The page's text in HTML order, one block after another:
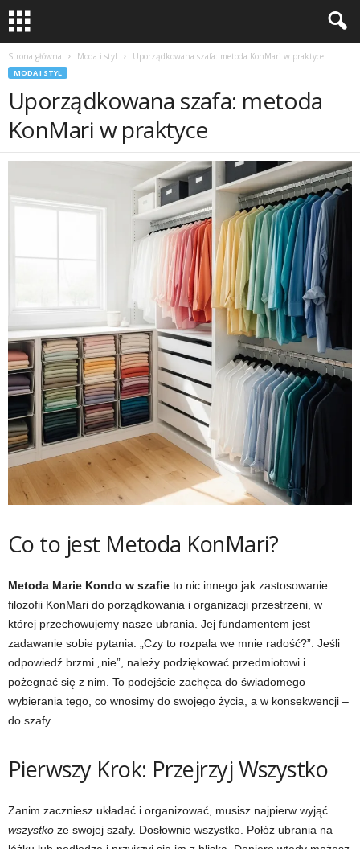
Strona główna Moda i styl Uporządkowana szafa: metoda KonMari w praktyce
MODA I STYL
Uporządkowana szafa: metoda
KonMari w praktyce
Co to jest Metoda KonMari?
Metoda Marie Kondo w szafie to nic innego jak zastosowanie
filozofii KonMari do porządkowania i organizacji przestrzeni, w
której przechowujemy nasze ubrania. Jej fundamentem jest
zadawanie sobie pytania: „Czy to rozpala we mnie radość?”. Jeśli
odpowiedź brzmi „nie”, należy podziękować przedmiotowi i
pożegnać się z nim. To podejście zachęca do świadomego
wybierania tego, co wnosimy do swojego życia, a w konsekwencji –
do szafy.
Pierwszy Krok: Przejrzyj Wszystko
Zanim zaczniesz układać i organizować, musisz najpierw wyjąć
wszystko ze swojej szafy. Dosłownie wszystko. Połóż ubrania na